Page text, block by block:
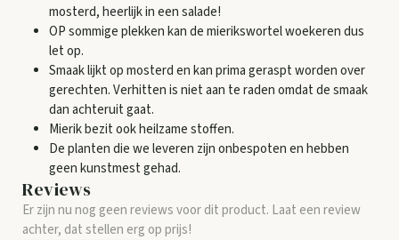
mosterd, heerlijk in een salade!
OP sommige plekken kan de mierikswortel woekeren dus
let op.
Smaak lijkt op mosterd en kan prima geraspt worden over
gerechten. Verhitten is niet aan te raden omdat de smaak
dan achteruit gaat.
Mierik bezit ook heilzame stoffen.
De planten die we leveren zijn onbespoten en hebben
geen kunstmest gehad.
Reviews
Er zijn nu nog geen reviews voor dit product. Laat een review
achter, dat stellen erg op prijs!